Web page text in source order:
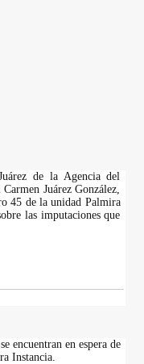
de la Agencia del
Juárez González,
45 de la unidad Palmira
las imputaciones que
encuentran en espera de
Instancia.